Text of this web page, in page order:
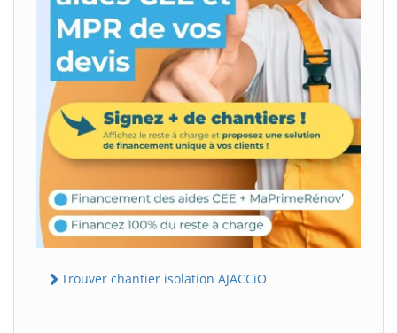
Trouver chantier isolation AJACCiO